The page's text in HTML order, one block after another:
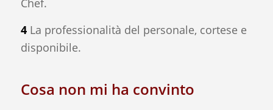
Chef.
4La professionalità del personale, cortese e
disponibile.
Cosa non mi ha convinto